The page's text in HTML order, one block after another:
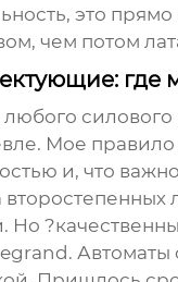
это
чем потом
где
Мое правило
и, что
Но